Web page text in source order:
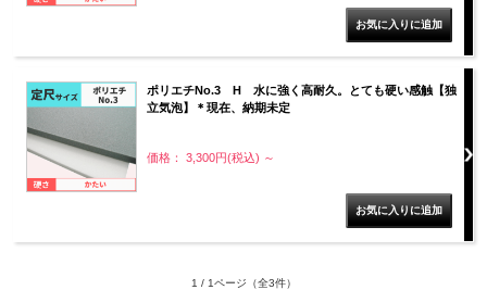
ポリエチNo.3 H 水に強く高耐久。とても硬い感触【独
立気泡】＊現在、納期未定
価格： 3,300円(税込) ～
1 / 1ページ （全3件）